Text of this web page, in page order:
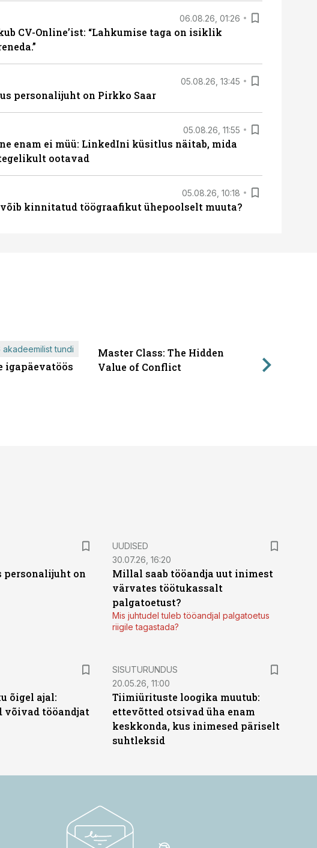
06.08.26, 01:26
CV-Online’ist: “Lahkumise taga on isiklik
05.08.26, 13:45
personalijuht on Pirkko Saar
05.08.26, 11:55
enam ei müü: LinkedIni küsitlus näitab, mida
ootavad
05.08.26, 10:18
kinnitatud töögraafikut ühepoolselt muuta?
igapäevatöös
akadeemilist tundi
Master Class: The Hidden
Value of Conflict
personalijuht on
UUDISED
30.07.26, 16:20
Millal saab tööandja uut inimest
värvates töötukassalt
palgatoetust?
Mis juhtudel tuleb tööandjal palgatoetus
riigile tagastada?
õigel ajal:
võivad tööandjat
ST
SISUTURUNDUS
20.05.26, 11:00
Tiimiürituste loogika muutub:
ettevõtted otsivad üha enam
keskkonda, kus inimesed päriselt
suhtleksid